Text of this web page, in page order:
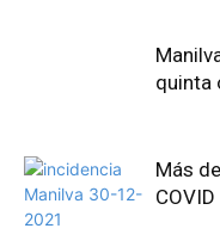
quinta
Más
COVID